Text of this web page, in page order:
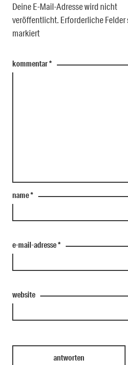
Deine E-Mail-Adresse wird nicht
veröffentlicht. Erforderliche
markiert
kommentar*
name*
e-mail-adresse*
website